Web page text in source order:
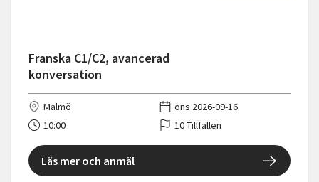
Franska C1/C2, avancerad
konversation
Malmö
ons 2026-09-16
10:00
10 Tillfällen
Läs mer och anmäl